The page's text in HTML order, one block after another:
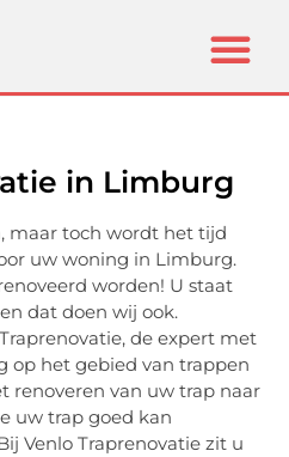
in Limburg
maar toch wordt het tijd
uw woning in Limburg.
worden! U staat
dat doen wij ook.
de expert met
op het gebied van trappen
renoveren van uw trap naar
uw trap goed kan
Venlo Traprenovatie zit u